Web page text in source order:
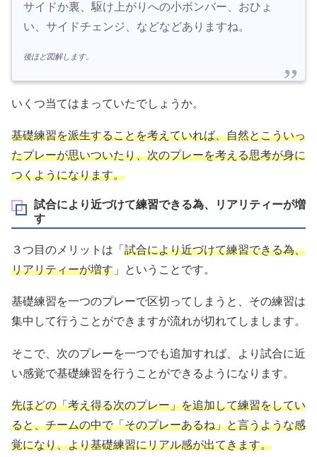
サイドか裏、駆け上がりへの小ボンバー、おひょ
い、サイドチェンジ、などなどありますね。
後ほど図解します。
いくつ当てはまっていたでしょうか。
基礎練習を派生することを考えていれば、自然とこういっ
たプレーが思いついたり、次のプレーを考える思考が身に
つくようになります。
試合により近づけて練習できる為、リアリティーが増
す
３つ目のメリットは「 試合により近づけて練習できる為、
リアリティーが増す 」ということです。
基礎練習を一つのプレーで区切ってしまうと、その練習は
集中して行うことができますが流れが切れてしまします。
そこで、次のプレーを一つでも追加すれば、より試合に近
い感覚で基礎練習を行うことができるようになります。
先ほどの「考え得る次のプレー」を追加して練習をしてい
ると、チームの中で「そのプレーあるね」と言うような感
覚になり、より基礎練習にリアル感が出てきます。